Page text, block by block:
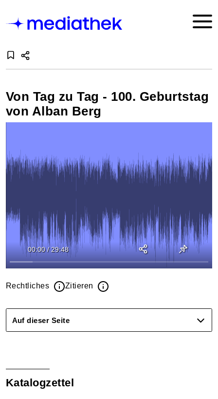
Von Tag zu Tag - 100. Geburtstag
von Alban Berg
00:00 / 29:48
Rechtliches Zitieren
Auf dieser Seite
Katalogzettel